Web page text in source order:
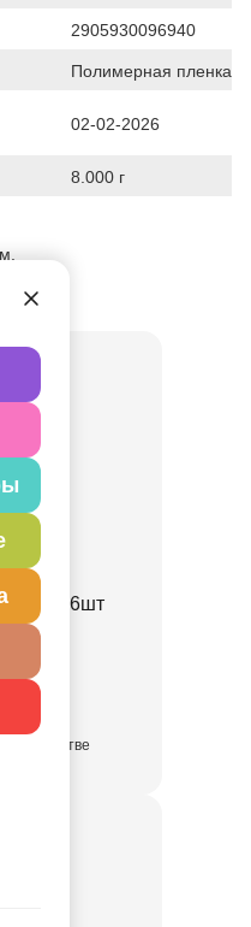
2905930096940
Полимерная пленка
02-02-2026
8.000 г
год
количестве